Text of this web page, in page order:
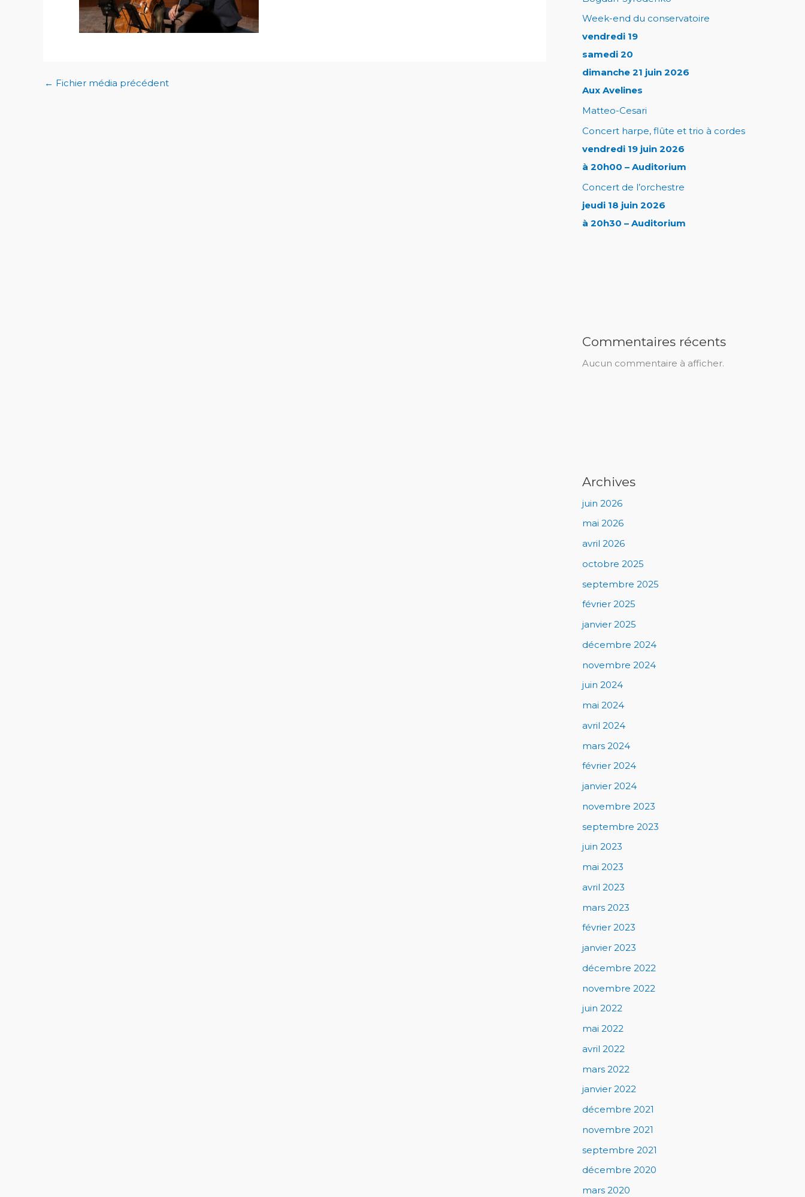
← Fichier média précédent
Week-end du conservatoire
vendredi 19
samedi 20
dimanche 21 juin 2026
Aux Avelines
Matteo-Cesari
Concert harpe, flûte et trio à cordes
vendredi 19 juin 2026
à 20h00 – Auditorium
Concert de l’orchestre
jeudi 18 juin 2026
à 20h30 – Auditorium
Commentaires récents
Aucun commentaire à afficher.
Archives
juin 2026
mai 2026
avril 2026
octobre 2025
septembre 2025
février 2025
janvier 2025
décembre 2024
novembre 2024
juin 2024
mai 2024
avril 2024
mars 2024
février 2024
janvier 2024
novembre 2023
septembre 2023
juin 2023
mai 2023
avril 2023
mars 2023
février 2023
janvier 2023
décembre 2022
novembre 2022
juin 2022
mai 2022
avril 2022
mars 2022
janvier 2022
décembre 2021
novembre 2021
septembre 2021
décembre 2020
mars 2020